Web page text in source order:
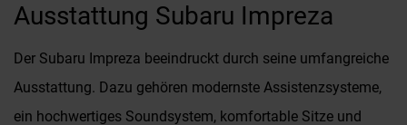
Ausstattung Subaru Impreza
Der Subaru Impreza beeindruckt durch seine umfangreiche
Ausstattung. Dazu gehören modernste Assistenzsysteme,
ein hochwertiges Soundsystem, komfortable Sitze und